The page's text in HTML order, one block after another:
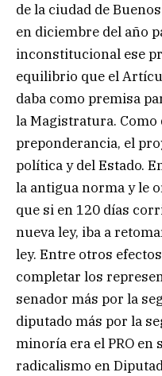
de la ciudad de
en diciembre del año
inconstitucional ese
equilibrio que el
daba como premisa
la Magistratura. Como
preponderancia, el
política y del Estado.
la antigua norma y le
que si en 120 días
nueva ley, iba a
ley. Entre otros
completar los
senador más por la
diputado más por la
minoría era el PRO en
radicalismo en